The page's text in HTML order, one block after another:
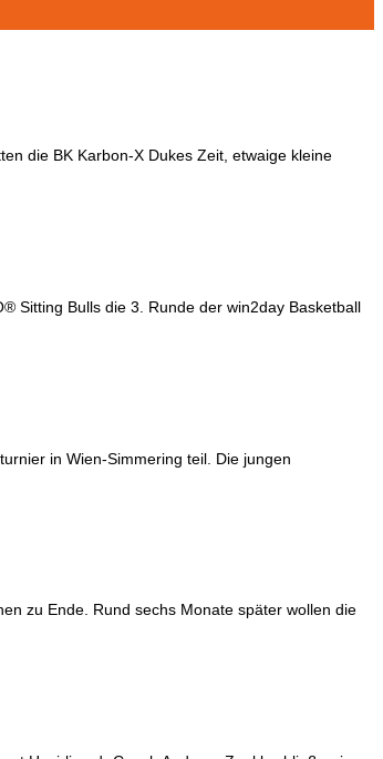
die BK Karbon-X Dukes Zeit, etwaige kleine
Sitting Bulls die 3. Runde der win2day Basketball
in Wien-Simmering teil. Die jungen
zu Ende. Rund sechs Monate später wollen die